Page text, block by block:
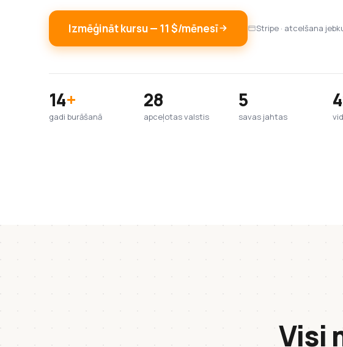
Izmēģināt kursu — 11 $/mēnesī Stripe · atcelšana
14+
gadi burāšanā
28
apceļotas valstis
5
savas jahtas
Visi